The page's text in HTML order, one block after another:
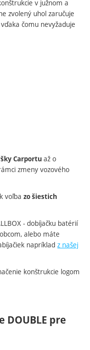
v južnom a
zvolený uhol zaručuje
čomu nevyžaduje
Carportuaž o
zmeny vozového
voľbazo šiestich
- dobíjačku batérií
alebo máte
napríkladz našej
konštrukcie logom
DOUBLE pre